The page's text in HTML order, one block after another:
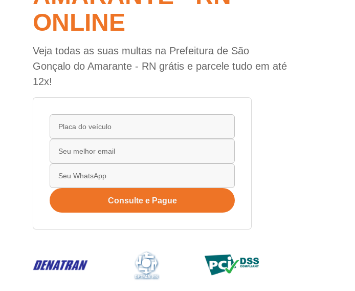
ONLINE
Veja todas as suas multas na Prefeitura de São
Gonçalo do Amarante - RN grátis e parcele tudo em até
12x!
Consulte e Pague